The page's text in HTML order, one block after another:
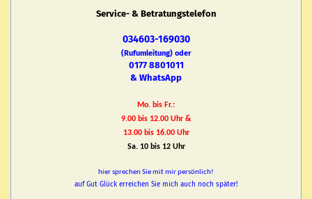
Service- & Betratungstelefon
034603-169030
(Rufumleitung) oder
0177 8801011
& WhatsApp
Mo. bis Fr.:
9.00 bis 12.00 Uhr &
13.00 bis 16.00 Uhr
Sa. 10 bis 12 Uhr
hier sprechen Sie mit mir persönlich!
auf Gut Glück erreichen Sie mich auch noch später!